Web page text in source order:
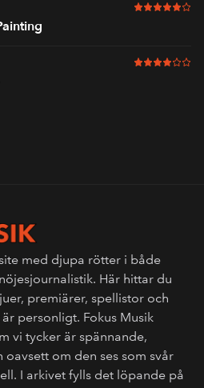
5 av 6 i
4 av 6 i
med djupa rötter i både
Här hittar du
premiärer, spellistor och
personligt. Fokus Musik
vi tycker är spännande,
om den ses som svår
I arkivet fylls det löpande på